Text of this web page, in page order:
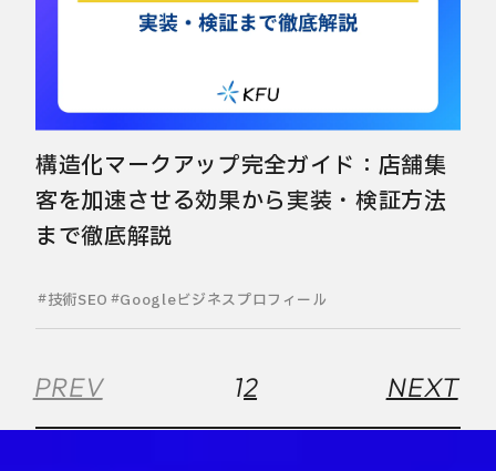
構造化マークアップ完全ガイド：店舗集
客を加速させる効果から実装・検証方法
まで徹底解説
技術SEO Googleビジネスプロフィール
PREV 12 NEXT